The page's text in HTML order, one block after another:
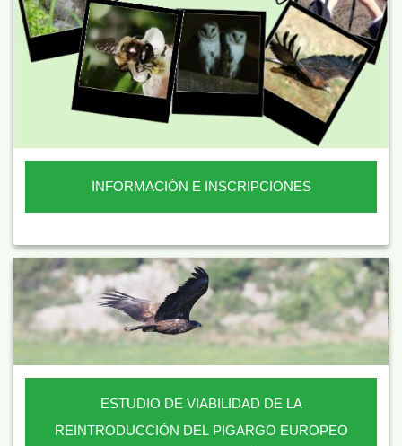
INFORMACIÓN E INSCRIPCIONES
ESTUDIO DE VIABILIDAD DE LA
REINTRODUCCIÓN DEL PIGARGO EUROPEO